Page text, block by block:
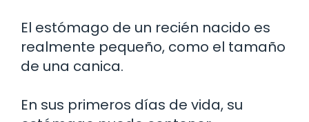
El estómago de un recién nacido es
realmente pequeño, como el tamaño
de una canica.
En sus primeros días de vida, su